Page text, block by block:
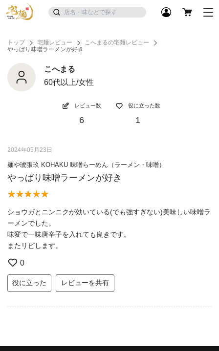
トップ 宅麺レビュー
こへまるの宅麺レビュー
やっぱり味噌ラーメンが好き
こへまる
60代以上/女性
レビュー数
6
役に立った数
1
2024年05月23日
麺や琥張玖 KOHAKU 味噌らーめん（ラーメン・味噌）
やっぱり味噌ラーメンが好き
ショウガとニンニクが効いている(でも強すぎない)美味しい味噌ラ
ーメンでした。
味変で一味唐辛子を入れても良きです。
またリピします。
0
役に立った レビューを共有